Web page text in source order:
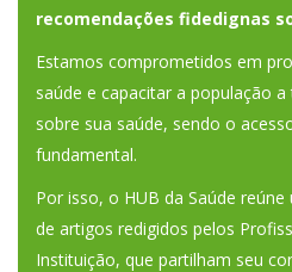
recomendações fidedignas
Estamos comprometidos em
saúde e capacitar a população
sobre sua saúde, sendo o
fundamental.
Por isso, o HUB da Saúde
de artigos redigidos pelos
Instituição, que partilham seu